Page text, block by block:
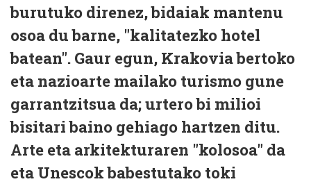
burutuko direnez, bidaiak mantenu
osoa du barne, "kalitatezko hotel
batean". Gaur egun, Krakovia bertoko
eta nazioarte mailako turismo gune
garrantzitsua da; urtero bi milioi
bisitari baino gehiago hartzen ditu.
Arte eta arkitekturaren "kolosoa" da
eta Unescok babestutako toki